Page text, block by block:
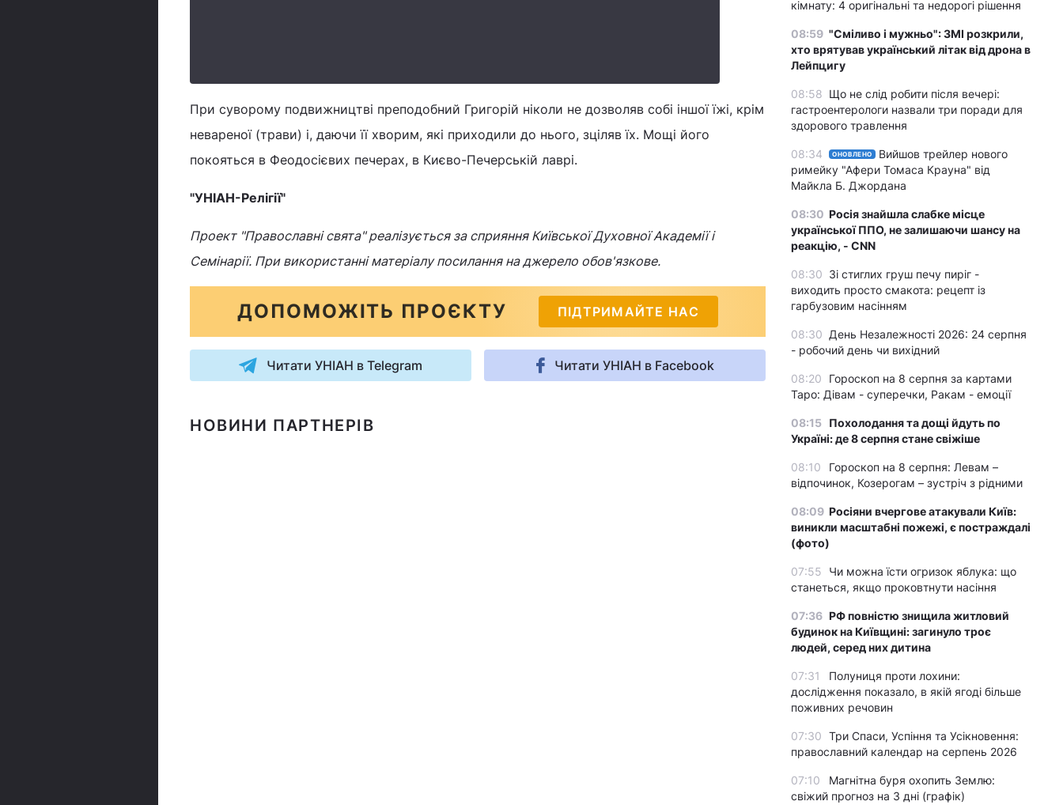
При суворому подвижництві преподобний Григорій ніколи не дозволяв собі іншої їжі, крім
невареної (трави) і, даючи її хворим, які приходили до нього, зціляв їх. Мощі його
покояться в Феодосієвих печерах, в Києво-Печерській лаврі.
"УНІАН-Релігії"
Проект "Православні свята" реалізується за сприяння Київської Духовної Академії і
Семінарії. При використанні матеріалу посилання на джерело обов'язкове.
ДОПОМОЖІТЬ ПРОЄКТУ ПІДТРИМАЙТЕ НАС
Читати УНІАН в Telegram Читати УНІАН в Facebook
НОВИНИ ПАРТНЕРІВ
кімнату: 4 оригінальні та недорогі рішення
08:59 "Сміливо і мужньо": ЗМІ розкрили,
хто врятував український літак від дрона в
Лейпцигу
08:58 Що не слід робити після вечері:
гастроентерологи назвали три поради для
здорового травлення
08:34 ОНОВЛЕНО
Вийшов трейлер нового
римейку "Афери Томаса Крауна" від
Майкла Б. Джордана
08:30 Росія знайшла слабке місце
української ППО, не залишаючи шансу на
реакцію, - CNN
08:30 Зі стиглих груш печу пиріг -
виходить просто смакота: рецепт із
гарбузовим насінням
08:30 День Незалежності 2026: 24 серпня
- робочий день чи вихідний
08:20
Гороскоп на 8 серпня за картами
Таро: Дівам - суперечки, Ракам - емоції
08:15 Похолодання та дощі йдуть по
Україні: де 8 серпня стане свіжіше
08:10
Гороскоп на 8 серпня: Левам –
відпочинок, Козерогам – зустріч з рідними
08:09 Росіяни вчергове атакували Київ:
виникли масштабні пожежі, є постраждалі
(фото)
07:55
Чи можна їсти огризок яблука: що
станеться, якщо проковтнути насіння
07:36 РФ повністю знищила житловий
будинок на Київщині: загинуло троє
людей, серед них дитина
07:31
Полуниця проти лохини:
дослідження показало, в якій ягоді більше
поживних речовин
07:30 Три Спаси, Успіння та Усікновення:
православний календар на серпень 2026
07:10
Магнітна буря охопить Землю:
свіжий прогноз на 3 дні (графік)